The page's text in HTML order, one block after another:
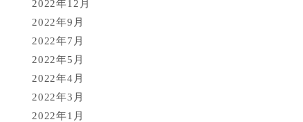
2022年12月
2022年9月
2022年7月
2022年5月
2022年4月
2022年3月
2022年1月